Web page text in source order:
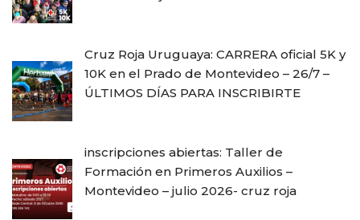
Cruz Roja Uruguaya: CARRERA oficial 5K y
10K en el Prado de Montevideo – 26/7 –
ÚLTIMOS DÍAS PARA INSCRIBIRTE
inscripciones abiertas: Taller de
Formación en Primeros Auxilios –
Montevideo – julio 2026- cruz roja